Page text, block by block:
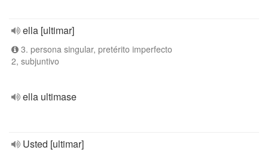
ella [ultimar]
3. persona singular, pretérito imperfecto
2, subjuntivo
ella ultimase
Usted [ultimar]